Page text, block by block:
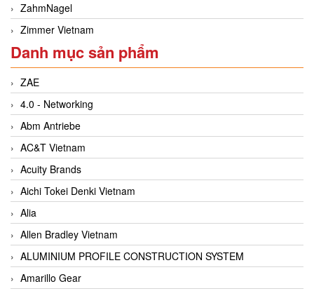
ZahmNagel
Zimmer Vietnam
Danh mục sản phẩm
ZAE
4.0 - Networking
Abm Antriebe
AC&T Vietnam
Acuity Brands
Aichi Tokei Denki Vietnam
Alia
Allen Bradley Vietnam
ALUMINIUM PROFILE CONSTRUCTION SYSTEM
Amarillo Gear